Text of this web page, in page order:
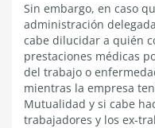
Sin embargo, en caso
administración
cabe dilucidar a quién
prestaciones médicas
del trabajo o
mientras la empresa
Mutualidad y si cabe
trabajadores y los ex-